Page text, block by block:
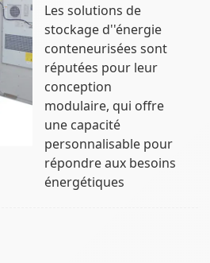
Les solutions de
stockage d''énergie
conteneurisées sont
réputées pour leur
conception
modulaire, qui offre
une capacité
personnalisable pour
répondre aux besoins
énergétiques